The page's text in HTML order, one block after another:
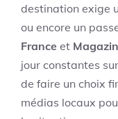
destination exige
ou encore un
France et
jour constantes
de faire un choix
médias locaux